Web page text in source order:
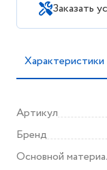
Заказать
Характеристики
Артикул
Бренд
Основной